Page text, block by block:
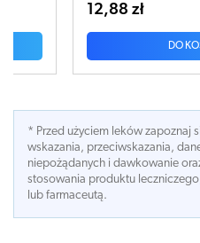
* Przed użyciem leków zapoznaj
wskazania, przeciwskazania,
niepożądanych i dawkowanie
stosowania produktu
lub farmaceutą.